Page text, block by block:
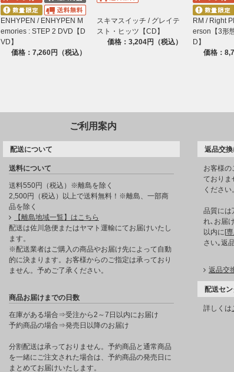
ENHYPEN / ENHYPEN M
emories : STEP 2 DVD【D
VD】
価格：7,260円（税込）
スキマスイッチ / グレイテ
スト・ヒッツ【CD】
価格：3,204円（税込）
RM / Right
erson【3形
D】
価格：
ご利用案内
配送について
送料について
送料550円（税込）※離島を除く
2,500円（税込）以上で送料無料！※離島、一部商
品を除く
【離島地域一覧】はこちら
配送は佐川急便またはヤマト運輸にてお届けいたし
ます。
※配送業者はご購入の商品やお届け先によって自動
的に決まります。お客様からのご指定は承っており
ません。予めご了承ください。
商品お届けまでの日数
在庫がある場合⇒受注から2～7日以内にお届け
予約商品の場合⇒発売日以降のお届け
分割配送は承っておりません。予約商品と通常商品
を一緒にご注文された場合は、予約商品の発売日に
まとめてお届けいたします。
返品交
お客様の
ておりま
ください。
品質には
れ､お届
以内に[
さい｡返
返品交
配送セ
詳しくは